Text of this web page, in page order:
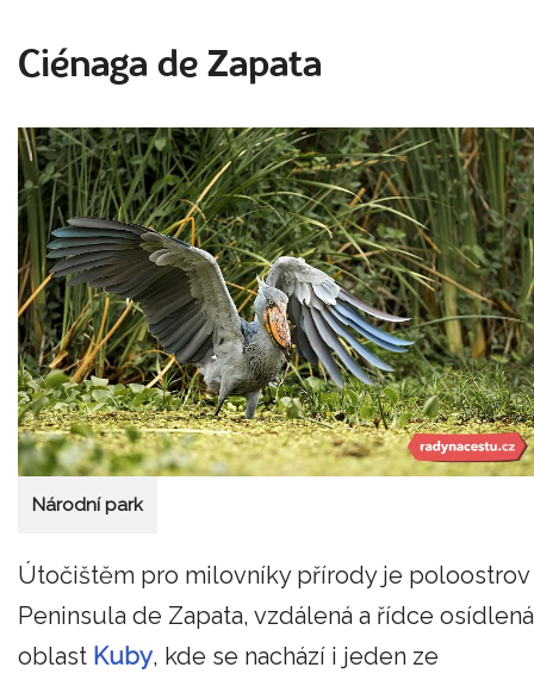
Ciénaga de Zapata
Národní park
Útočištěm pro milovníky přírody je poloostrov
Peninsula de Zapata, vzdálená a řídce osídlená
oblast Kuby, kde se nachází i jeden ze